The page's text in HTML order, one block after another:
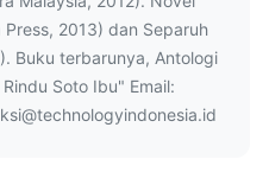
2013) dan Separuh
Buku terbarunya, Antologi
Soto Ibu" Email: